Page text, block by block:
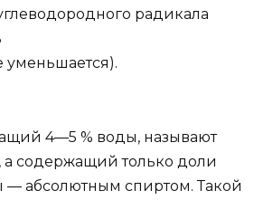
радикала
уменьшается).
4—5 % воды, называют
а содержащий только доли
— абсолютным спиртом. Такой